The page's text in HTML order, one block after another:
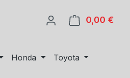
0,00 €
Honda Toyota